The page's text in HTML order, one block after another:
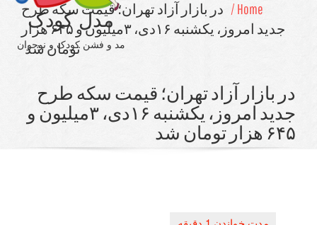
مدل کودک
مد و فشن کودک و نوجوان
در بازار آزاد تهران؛ قیمت سكه طرح
جدید امروز، یكشنبه ۱۶دی، ۳میلیون و ۶۴۵ هزار
تومان شد
آزاد تهران؛ قیمت سكه طرح
جدید امروز، یكشنبه ۱۶دی، ۳میلیون و